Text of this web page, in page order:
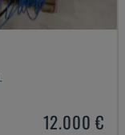
12.000 €